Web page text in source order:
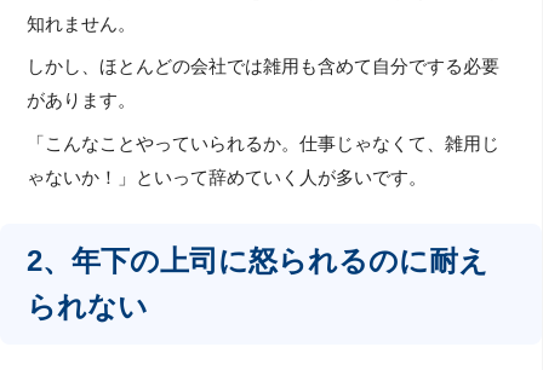
知れません。
しかし、ほとんどの会社では雑用も含めて自分でする必要
があります。
「こんなことやっていられるか。仕事じゃなくて、雑用じ
ゃないか！」といって辞めていく人が多いです。
2、年下の上司に怒られるのに耐え
られない